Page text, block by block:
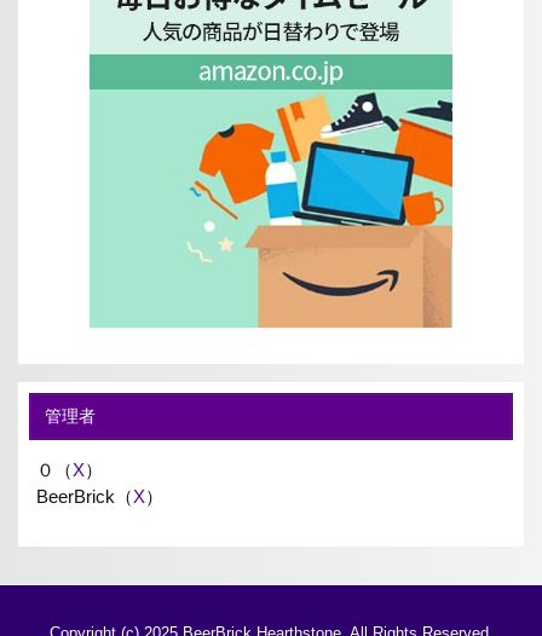
管理者
０（X）
BeerBrick（X）